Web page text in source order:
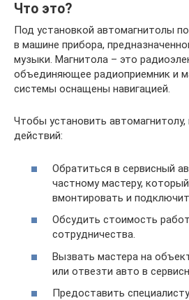
Что это?
Под установкой автомагнитолы
в машине прибора,
музыки. Магнитола – это
объединяющее радиоприемник и
системы оснащены навигацией.
Чтобы установить
действий:
Обратиться в сервисный
частному мастеру,
вмонтировать и
Обсудить стоимость
сотрудничества.
Вызвать мастера на
или отвезти авто в
Предоставить